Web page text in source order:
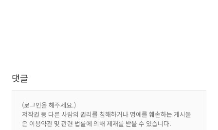
댓글